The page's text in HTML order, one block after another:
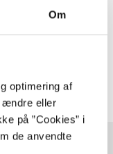
Om
optimering af
ændre eller
på ”Cookies” i
de anvendte